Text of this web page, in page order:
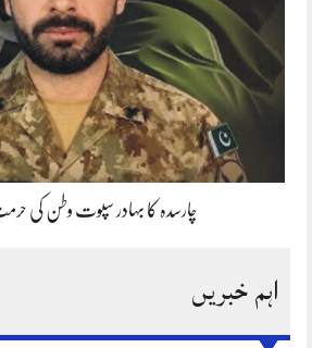
چارسدہ کا بہادر سپوت وطن کی
اہم خبریں